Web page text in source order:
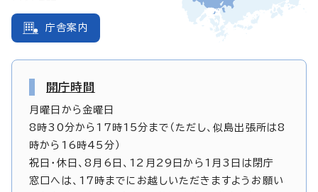
庁舎案内
開庁時間
月曜日から金曜日
8時30分から17時15分まで（ただし、似島出張所は8
時から16時45分）
祝日・休日、8月6日、12月29日から1月3日は閉庁
窓口へは、17時までにお越しいただきますようお願い